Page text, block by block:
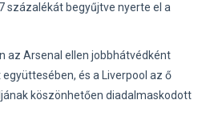
százalékát begyűjtve nyerte el a
az Arsenal ellen jobbhátvédként
és a Liverpool az ő
köszönhetően diadalmaskodott